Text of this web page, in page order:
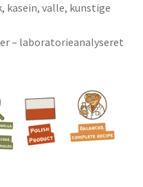
kasein, valle, kunstige
– laboratorieanalyseret